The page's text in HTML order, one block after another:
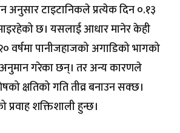
अनुसार टाइटानिकले प्रत्येक दिन ०.१३
छ। यसलाई आधार मानेर केही
वर्षमा पानीजहाजको अगाडिको भागको
गरेका छन्। तर अन्य कारणले
क्षतिको गति तीव्र बनाउन सक्छ।
प्रवाह शक्तिशाली हुन्छ।